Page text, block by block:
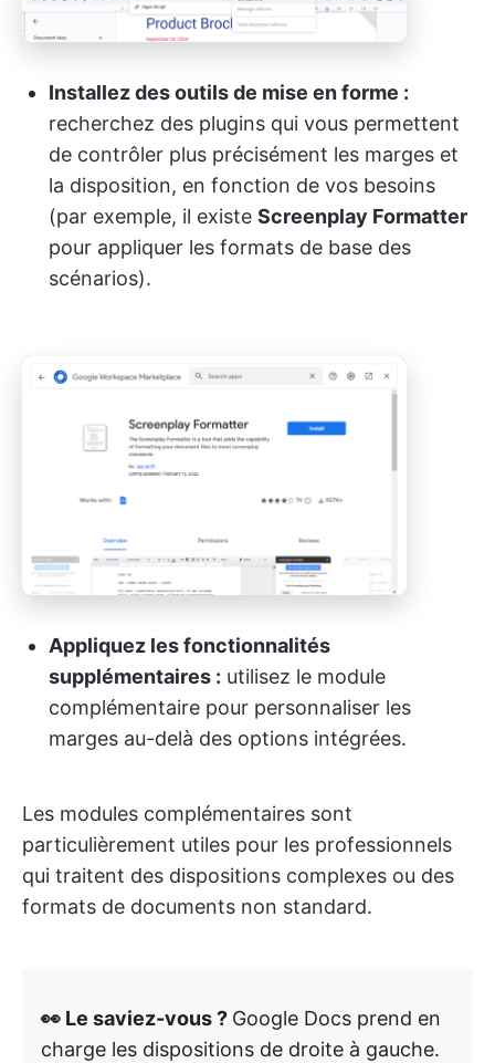
Installez des outils de mise en forme :
recherchez des plugins qui vous permettent
de contrôler plus précisément les marges et
la disposition, en fonction de vos besoins
(par exemple, il existe Screenplay Formatter
pour appliquer les formats de base des
scénarios).
Appliquez les fonctionnalités
supplémentaires : utilisez le module
complémentaire pour personnaliser les
marges au-delà des options intégrées.
Les modules complémentaires sont
particulièrement utiles pour les professionnels
qui traitent des dispositions complexes ou des
formats de documents non standard.
👀 Le saviez-vous ? Google Docs prend en
charge les dispositions de droite à gauche.